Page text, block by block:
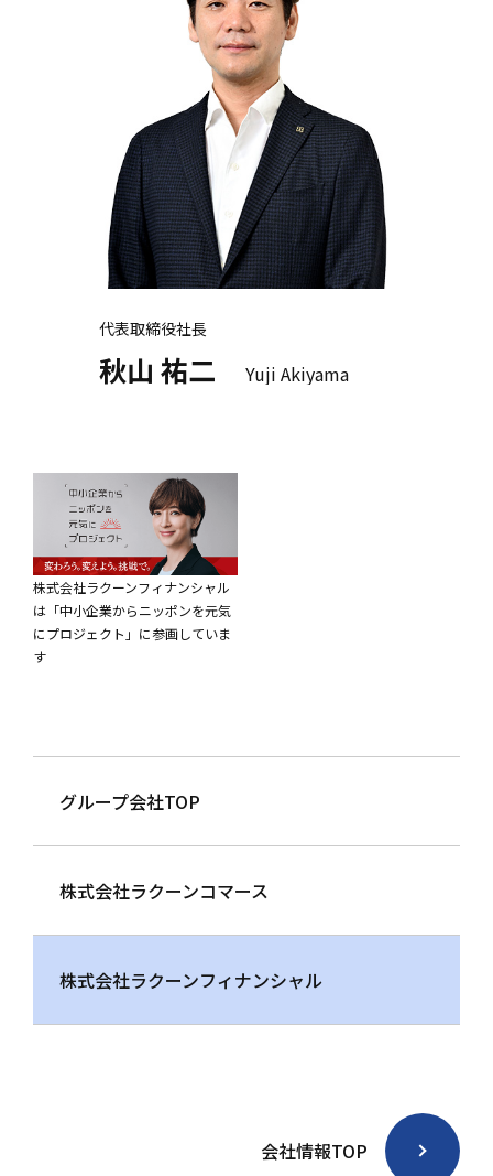
代表取締役社長
秋山 祐二 Yuji Akiyama
株式会社ラクーンフィナンシャル
は「中小企業からニッポンを元気
にプロジェクト」に参画していま
す
グループ会社TOP
株式会社ラクーンコマース
株式会社ラクーンフィナンシャル
会社情報TOP